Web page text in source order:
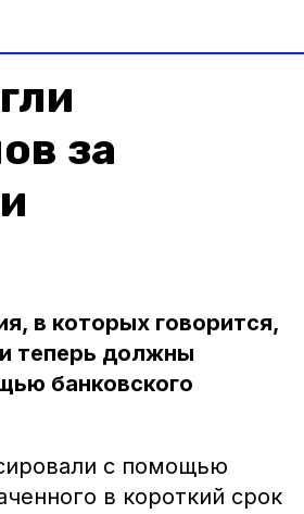
за
в которых говорится,
теперь должны
банковского
с помощью
в короткий срок